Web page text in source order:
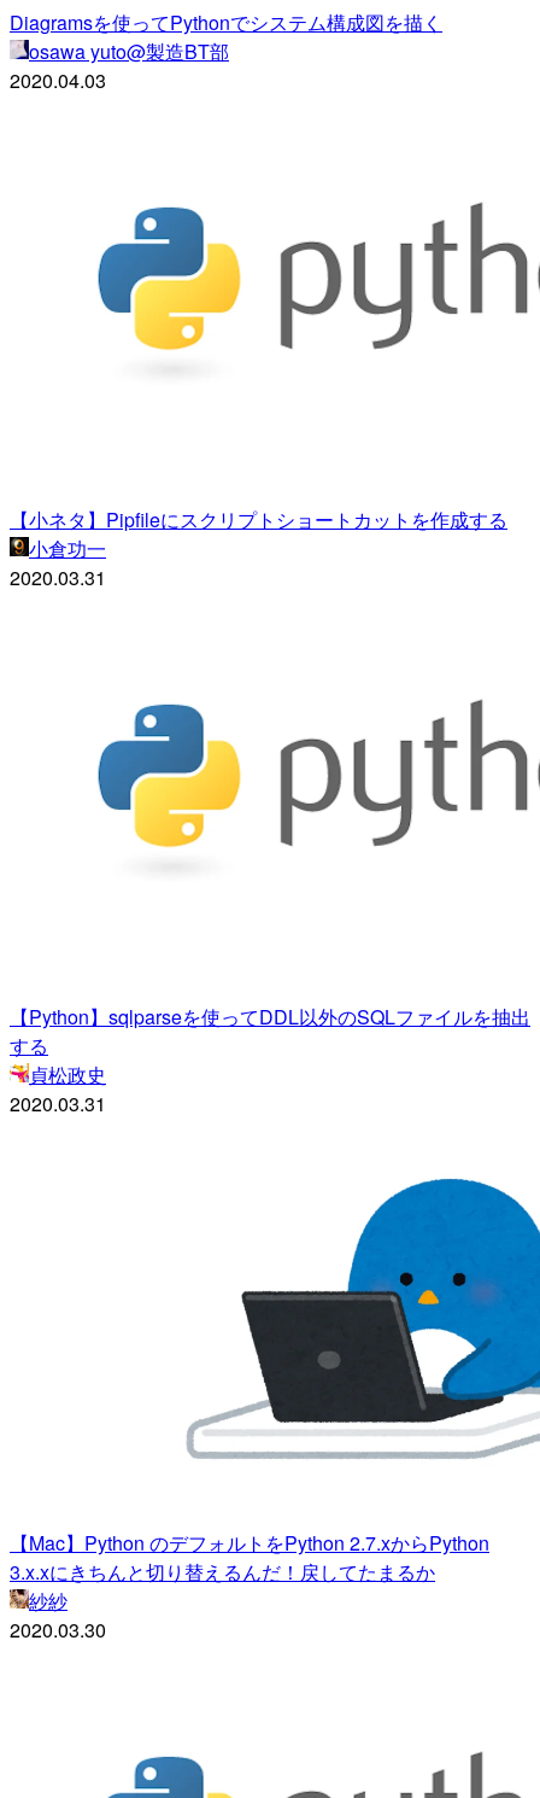
Diagramsを使ってPythonでシステム構成図を描く
osawa yuto@製造BT部
2020.04.03
【小ネタ】Pipfileにスクリプトショートカットを作成する
小倉功一
2020.03.31
【Python】sqlparseを使ってDDL以外のSQLファイルを抽出
する
貞松政史
2020.03.31
【Mac】Python のデフォルトをPython 2.7.xからPython
3.x.xにきちんと切り替えるんだ！戻してたまるか
紗紗
2020.03.30